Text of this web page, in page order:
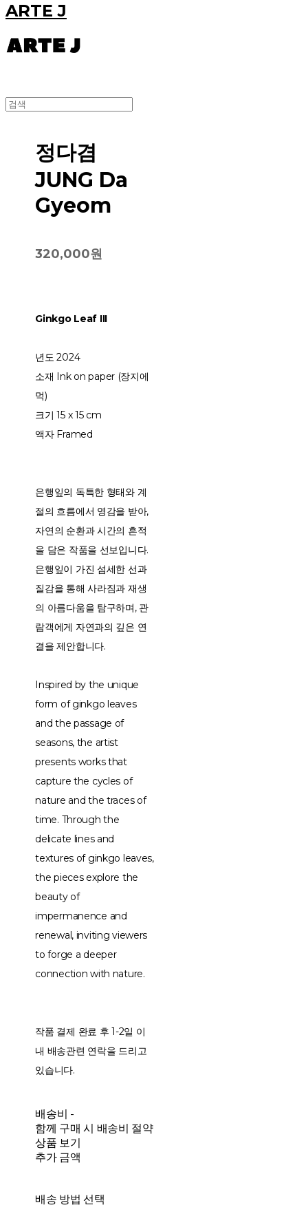
ARTE J
정다겸
JUNG Da
Gyeom
320,000원
Ginkgo Leaf III
년도 2024
소재 Ink on paper (장지에
먹)
크기 15 x 15 cm
액자 Framed
은행잎의 독특한 형태와 계
절의 흐름에서 영감을 받아,
자연의 순환과 시간의 흔적
을 담은 작품을 선보입니다.
은행잎이 가진 섬세한 선과
질감을 통해 사라짐과 재생
의 아름다움을 탐구하며, 관
람객에게 자연과의 깊은 연
결을 제안합니다.
Inspired by the unique
form of ginkgo leaves
and the passage of
seasons, the artist
presents works that
capture the cycles of
nature and the traces of
time. Through the
delicate lines and
textures of ginkgo leaves,
the pieces explore the
beauty of
impermanence and
renewal, inviting viewers
to forge a deeper
connection with nature.
작품 결제 완료 후 1-2일 이
내 배송관련 연락을 드리고
있습니다.
배송비 -
함께 구매 시 배송비 절약
상품 보기
추가 금액
배송 방법 선택